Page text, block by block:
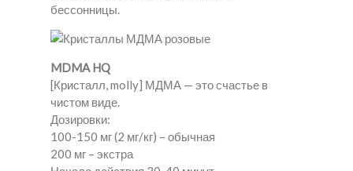
бессонницы.
MDMA HQ
[Кристалл, molly] МДМА — это счастье в
чистом виде.
Дозировки:
100-150 мг (2 мг/кг) – обычная
200 мг – экстра